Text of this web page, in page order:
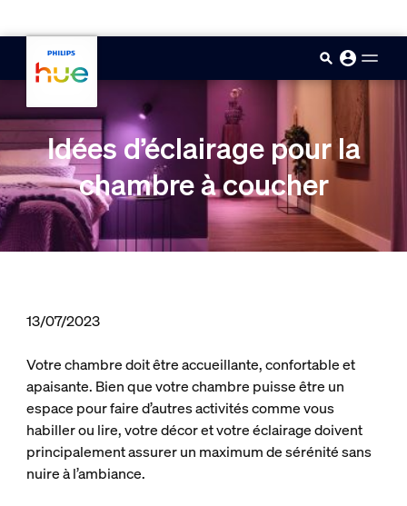
Idées d’éclairage pour la
chambre à coucher
13/07/2023
Votre chambre doit être accueillante, confortable et
apaisante. Bien que votre chambre puisse être un
espace pour faire d’autres activités comme vous
habiller ou lire, votre décor et votre éclairage doivent
principalement assurer un maximum de sérénité sans
nuire à l’ambiance.